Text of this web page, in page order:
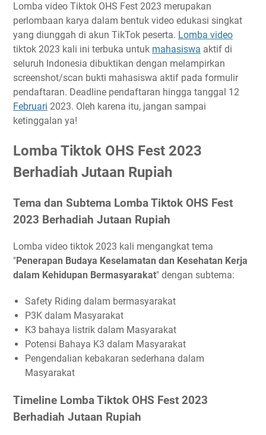
Tema dan Subtema Lomba Tiktok OHS Fest 2023
Berhadiah Jutaan Rupiah
Timeline Lomba Tiktok OHS Fest 2023 Berhadiah Jutaan
Rupiah
Ketentuan Peserta Lomba Tiktok OHS Fest 2023
Berhadiah Jutaan Rupiah
Ketentuan Lomba Lomba Tiktok OHS Fest 2023
Berhadiah Jutaan Rupiah
Berhadiah Jutaan Rupiah
Hadiah Lomba Tiktok OHS Fest 2023 Berhadiah Jutaan
Rupiah
Jutaan Rupiah
Link Penting Lomba Tiktok OHS Fest 2023 Berhadiah
Narahubung Lomba Tiktok OHS Fest 2023 Berhadiah
Jutaan Rupiah
Lomba video Tiktok OHS Fest 2023 merupakan
perlombaan karya dalam bentuk video edukasi singkat
yang diunggah di akun TikTok peserta. Lomba video
tiktok 2023 kali ini terbuka untuk mahasiswa aktif di
seluruh Indonesia dibuktikan dengan melampirkan
screenshot/scan bukti mahasiswa aktif pada formulir
pendaftaran. Deadline pendaftaran hingga tanggal 12
Februari 2023. Oleh karena itu, jangan sampai
ketinggalan ya!
Lomba Tiktok OHS Fest 2023
Berhadiah Jutaan Rupiah
Tema dan Subtema Lomba Tiktok OHS Fest
2023 Berhadiah Jutaan Rupiah
Lomba video tiktok 2023 kali mengangkat tema
"Penerapan Budaya Keselamatan dan Kesehatan Kerja
dalam Kehidupan Bermasyarakat" dengan subtema:
Safety Riding dalam bermasyarakat
P3K dalam Masyarakat
K3 bahaya listrik dalam Masyarakat
Potensi Bahaya K3 dalam Masyarakat
Pengendalian kebakaran sederhana dalam
Masyarakat
Timeline Lomba Tiktok OHS Fest 2023
Berhadiah Jutaan Rupiah